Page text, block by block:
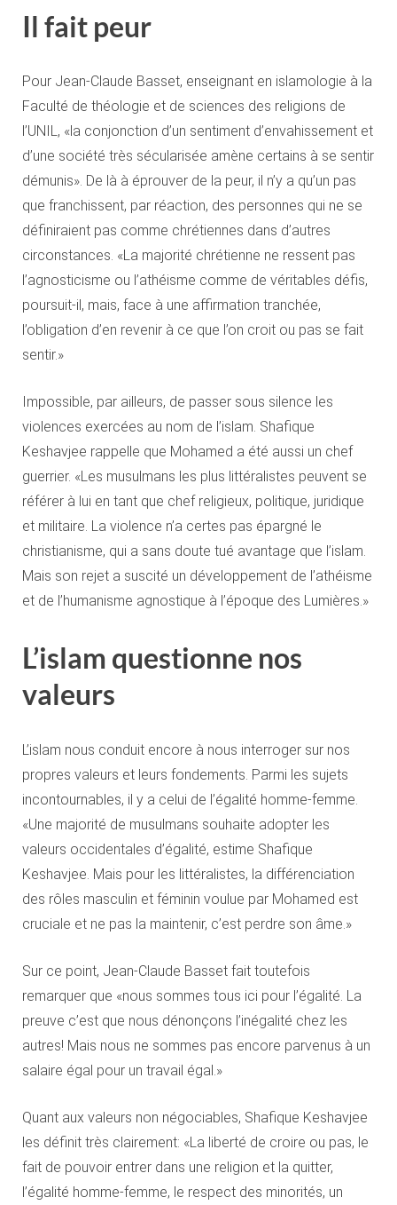
Il fait peur
Pour Jean-Claude Basset, enseignant en islamologie à la
Faculté de théologie et de sciences des religions de
l’UNIL, «la conjonction d’un sentiment d’envahissement et
d’une société très sécularisée amène certains à se sentir
démunis». De là à éprouver de la peur, il n’y a qu’un pas
que franchissent, par réaction, des personnes qui ne se
définiraient pas comme chrétiennes dans d’autres
circonstances. «La majorité chrétienne ne ressent pas
l’agnosticisme ou l’athéisme comme de véritables défis,
poursuit-il, mais, face à une affirmation tranchée,
l’obligation d’en revenir à ce que l’on croit ou pas se fait
sentir.»
Impossible, par ailleurs, de passer sous silence les
violences exercées au nom de l’islam. Shafique
Keshavjee rappelle que Mohamed a été aussi un chef
guerrier. «Les musulmans les plus littéralistes peuvent se
référer à lui en tant que chef religieux, politique, juridique
et militaire. La violence n’a certes pas épargné le
christianisme, qui a sans doute tué avantage que l’islam.
Mais son rejet a suscité un développement de l’athéisme
et de l’humanisme agnostique à l’époque des Lumières.»
L’islam questionne nos
valeurs
L’islam nous conduit encore à nous interroger sur nos
propres valeurs et leurs fondements. Parmi les sujets
incontournables, il y a celui de l’égalité homme-femme.
«Une majorité de musulmans souhaite adopter les
valeurs occidentales d’égalité, estime Shafique
Keshavjee. Mais pour les littéralistes, la différenciation
des rôles masculin et féminin voulue par Mohamed est
cruciale et ne pas la maintenir, c’est perdre son âme.»
Sur ce point, Jean-Claude Basset fait toutefois
remarquer que «nous sommes tous ici pour l’égalité. La
preuve c’est que nous dénonçons l’inégalité chez les
autres! Mais nous ne sommes pas encore parvenus à un
salaire égal pour un travail égal.»
Quant aux valeurs non négociables, Shafique Keshavjee
les définit très clairement: «La liberté de croire ou pas, le
fait de pouvoir entrer dans une religion et la quitter,
l’égalité homme-femme, le respect des minorités, un